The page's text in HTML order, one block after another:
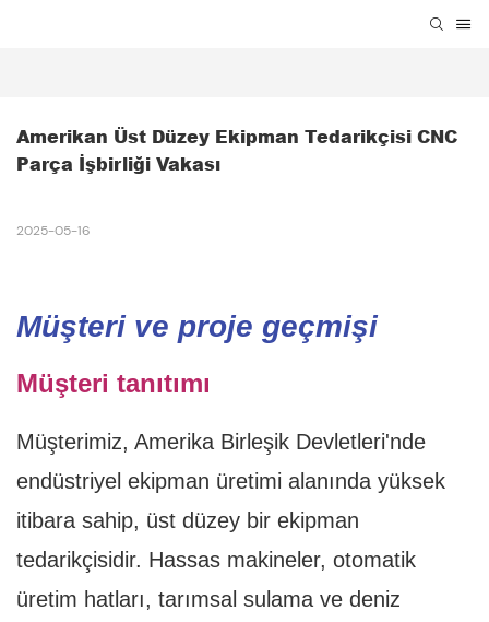
Amerikan Üst Düzey Ekipman Tedarikçisi CNC
Parça İşbirliği Vakası
2025-05-16
Müşteri ve proje geçmişi
Müşteri tanıtımı
Müşterimiz, Amerika Birleşik Devletleri'nde
endüstriyel ekipman üretimi alanında yüksek
itibara sahip, üst düzey bir ekipman
tedarikçisidir. Hassas makineler, otomatik
üretim hatları, tarımsal sulama ve deniz